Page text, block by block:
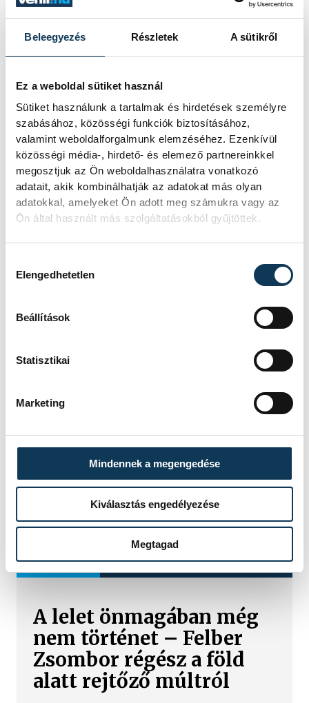
Beleegyezés Részletek A sütikről
Ez a weboldal sütiket használ
Sütiket használunk a tartalmak és hirdetések személyre
szabásához, közösségi funkciók biztosításához,
valamint weboldalforgalmunk elemzéséhez. Ezenkívül
közösségi média-, hirdető- és elemező partnereinkkel
megosztjuk az Ön weboldalhasználatra vonatkozó
adatait, akik kombinálhatják az adatokat más olyan
adatokkal, amelyeket Ön adott meg számukra vagy az
Ön által használt más szolgáltatásokból gyűjtöttek.
Elengedhetetlen
Beállítások
Statisztikai
Marketing
Mindennek a megengedése
Kiválasztás engedélyezése
Megtagad
időre elapadt. Ez a közös koncert ezt a két
hiányosságot egyszerre enyhíti – mutatott
rá a polgármester. Hozzátette: az ilyen
nemcsak a 2023-as évben élvezhetjük,
hanem utána is, hiszen a közös zenélésből
hosszan tartó együttműködések, igazi
barátságok születnek.
kultúra zene
koncert
hangverseny
Gárdonyi Kamarazenekar
FOTÓS
Attila
TOVÁBBI CIKKEK
KULTÚRA
A lelet önmagában még
nem történet – Felber
Zsombor régész a föld
alatt rejtőző múltról